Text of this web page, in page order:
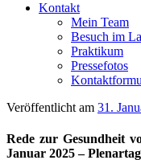
Kontakt
Mein Team
Besuch im
Praktikum
Pressefotos
Veröffentlicht am 31.
Rede zur Gesundheit
Januar 2025 –